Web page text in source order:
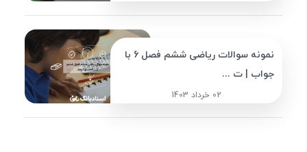
نمونه سوالات ریاضی ششم فصل 6 با
جواب | ت ...
02 خرداد 1403